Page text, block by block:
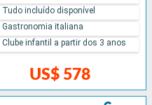
US$ 578
Tudo incluído disponível
Gastronomia italiana
Clube infantil a partir dos 3 anos